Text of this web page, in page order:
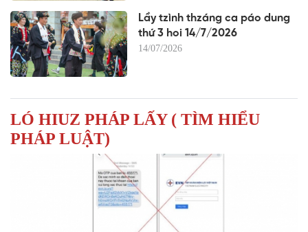
Lầy tzình thzáng ca páo dung
thứ 3 hoi 14/7/2026
14/07/2026
LÓ HIUZ PHÁP LẤY ( TÌM HIỂU
PHÁP LUẬT)